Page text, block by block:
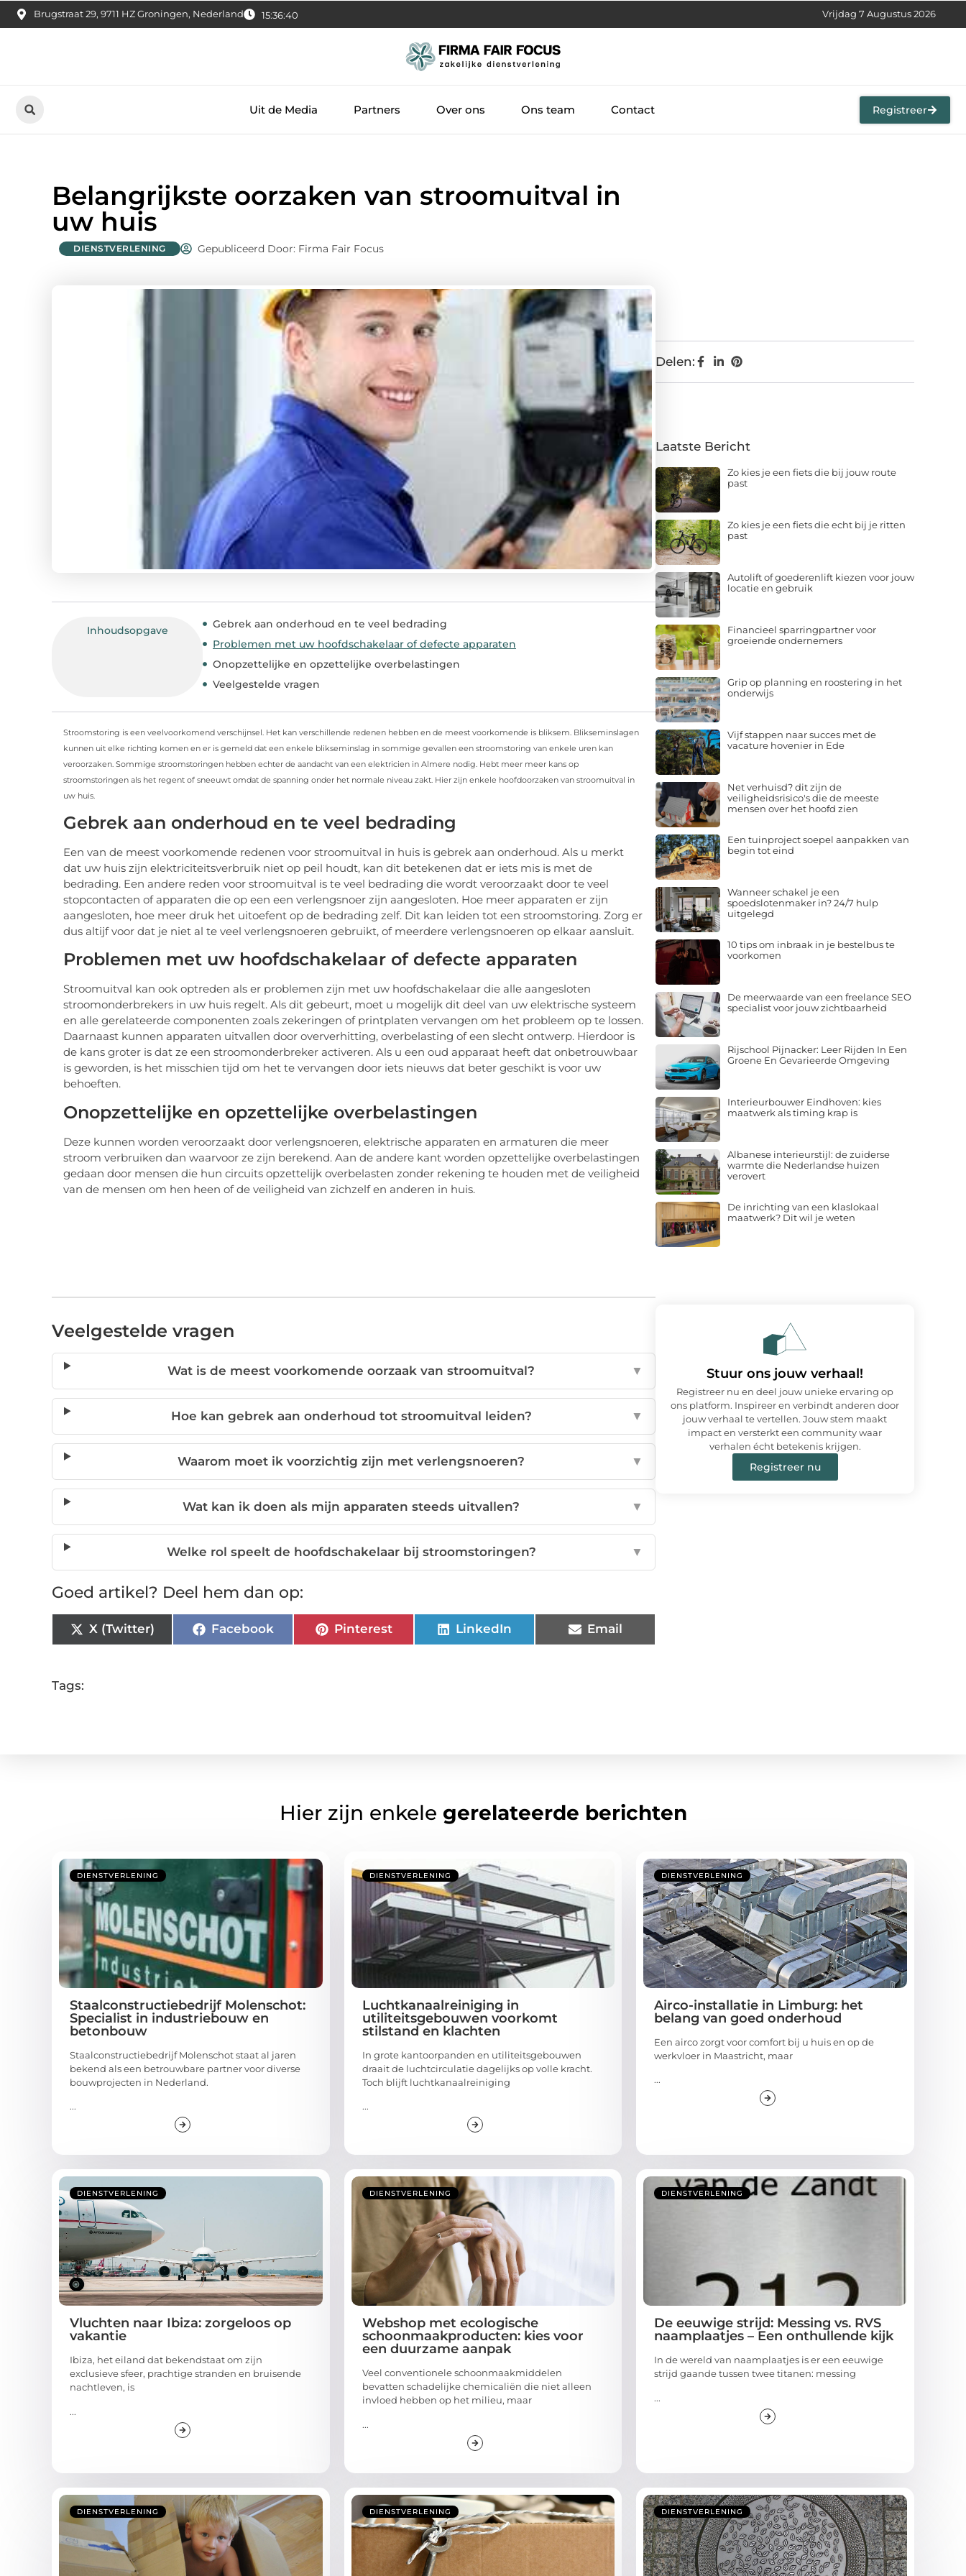
Brugstraat 29, 9711 HZ Groningen, Nederland 15:36:41 Vrijdag 7 Augustus 2026
Uit de Media Partners Over ons Ons team Contact Registreer
Belangrijkste oorzaken van stroomuitval in
uw huis
DIENSTVERLENING Gepubliceerd Door: Firma Fair Focus
Inhoudsopgave
Gebrek aan onderhoud en te veel bedrading
Problemen met uw hoofdschakelaar of defecte apparaten
Onopzettelijke en opzettelijke overbelastingen
Veelgestelde vragen
Stroomstoring is een veelvoorkomend verschijnsel. Het kan verschillende redenen hebben en de meest voorkomende is bliksem. Blikseminslagen
kunnen uit elke richting komen en er is gemeld dat een enkele blikseminslag in sommige gevallen een stroomstoring van enkele uren kan
veroorzaken. Sommige stroomstoringen hebben echter de aandacht van een elektricien in Almere nodig. Hebt meer meer kans op
stroomstoringen als het regent of sneeuwt omdat de spanning onder het normale niveau zakt. Hier zijn enkele hoofdoorzaken van stroomuitval in
uw huis.
Gebrek aan onderhoud en te veel bedrading
Een van de meest voorkomende redenen voor stroomuitval in huis is gebrek aan onderhoud. Als u merkt
dat uw huis zijn elektriciteitsverbruik niet op peil houdt, kan dit betekenen dat er iets mis is met de
bedrading. Een andere reden voor stroomuitval is te veel bedrading die wordt veroorzaakt door te veel
stopcontacten of apparaten die op een een verlengsnoer zijn aangesloten. Hoe meer apparaten er zijn
aangesloten, hoe meer druk het uitoefent op de bedrading zelf. Dit kan leiden tot een stroomstoring. Zorg er
dus altijf voor dat je niet al te veel verlengsnoeren gebruikt, of meerdere verlengsnoeren op elkaar aansluit.
Problemen met uw hoofdschakelaar of defecte apparaten
Stroomuitval kan ook optreden als er problemen zijn met uw hoofdschakelaar die alle aangesloten
stroomonderbrekers in uw huis regelt. Als dit gebeurt, moet u mogelijk dit deel van uw elektrische systeem
en alle gerelateerde componenten zoals zekeringen of printplaten vervangen om het probleem op te lossen.
Daarnaast kunnen apparaten uitvallen door oververhitting, overbelasting of een slecht ontwerp. Hierdoor is
de kans groter is dat ze een stroomonderbreker activeren. Als u een oud apparaat heeft dat onbetrouwbaar
is geworden, is het misschien tijd om het te vervangen door iets nieuws dat beter geschikt is voor uw
behoeften.
Onopzettelijke en opzettelijke overbelastingen
Deze kunnen worden veroorzaakt door verlengsnoeren, elektrische apparaten en armaturen die meer
stroom verbruiken dan waarvoor ze zijn berekend. Aan de andere kant worden opzettelijke overbelastingen
gedaan door mensen die hun circuits opzettelijk overbelasten zonder rekening te houden met de veiligheid
van de mensen om hen heen of de veiligheid van zichzelf en anderen in huis.
Veelgestelde vragen
Wat is de meest voorkomende oorzaak van stroomuitval? ▼
Hoe kan gebrek aan onderhoud tot stroomuitval leiden? ▼
Waarom moet ik voorzichtig zijn met verlengsnoeren? ▼
Wat kan ik doen als mijn apparaten steeds uitvallen? ▼
Welke rol speelt de hoofdschakelaar bij stroomstoringen? ▼
Goed artikel? Deel hem dan op:
X (Twitter) Facebook Pinterest LinkedIn Email
Tags:
Delen:
Laatste Bericht
Zo kies je een fiets die bij jouw route
past
Zo kies je een fiets die echt bij je ritten
past
Autolift of goederenlift kiezen voor jouw
locatie en gebruik
Financieel sparringpartner voor
groeiende ondernemers
Grip op planning en roostering in het
onderwijs
Vijf stappen naar succes met de
vacature hovenier in Ede
Net verhuisd? dit zijn de
veiligheidsrisico's die de meeste
mensen over het hoofd zien
Een tuinproject soepel aanpakken van
begin tot eind
Wanneer schakel je een
spoedslotenmaker in? 24/7 hulp
uitgelegd
10 tips om inbraak in je bestelbus te
voorkomen
De meerwaarde van een freelance SEO
specialist voor jouw zichtbaarheid
Rijschool Pijnacker: Leer Rijden In Een
Groene En Gevarieerde Omgeving
Interieurbouwer Eindhoven: kies
maatwerk als timing krap is
Albanese interieurstijl: de zuiderse
warmte die Nederlandse huizen
verovert
De inrichting van een klaslokaal
maatwerk? Dit wil je weten
Stuur ons jouw verhaal!
Registreer nu en deel jouw unieke ervaring op
ons platform. Inspireer en verbindt anderen door
jouw verhaal te vertellen. Jouw stem maakt
impact en versterkt een community waar
verhalen écht betekenis krijgen.
Registreer nu
Hier zijn enkele gerelateerde berichten
DIENSTVERLENING
Staalconstructiebedrijf Molenschot:
Specialist in industriebouw en
betonbouw
Staalconstructiebedrijf Molenschot staat al jaren
bekend als een betrouwbare partner voor diverse
bouwprojecten in Nederland.
...
DIENSTVERLENING
Luchtkanaalreiniging in
utiliteitsgebouwen voorkomt
stilstand en klachten
In grote kantoorpanden en utiliteitsgebouwen
draait de luchtcirculatie dagelijks op volle kracht.
Toch blijft luchtkanaalreiniging
...
DIENSTVERLENING
Airco-installatie in Limburg: het
belang van goed onderhoud
Een airco zorgt voor comfort bij u huis en op de
werkvloer in Maastricht, maar
...
DIENSTVERLENING
Vluchten naar Ibiza: zorgeloos op
vakantie
Ibiza, het eiland dat bekendstaat om zijn
exclusieve sfeer, prachtige stranden en bruisende
nachtleven, is
DIENSTVERLENING
Webshop met ecologische
schoonmaakproducten: kies voor
een duurzame aanpak
Veel conventionele schoonmaakmiddelen
bevatten schadelijke chemicaliën die niet alleen
invloed hebben op het milieu, maar
DIENSTVERLENING
De eeuwige strijd: Messing vs. RVS
naamplaatjes – Een onthullende kijk
In de wereld van naamplaatjes is er een eeuwige
strijd gaande tussen twee titanen: messing
DIENSTVERLENING DIENSTVERLENING DIENSTVERLENING